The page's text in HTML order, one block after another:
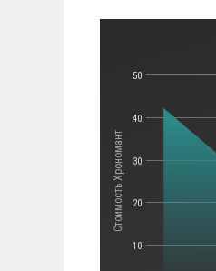
Стоимость Хрономант
10
20
30
40
50